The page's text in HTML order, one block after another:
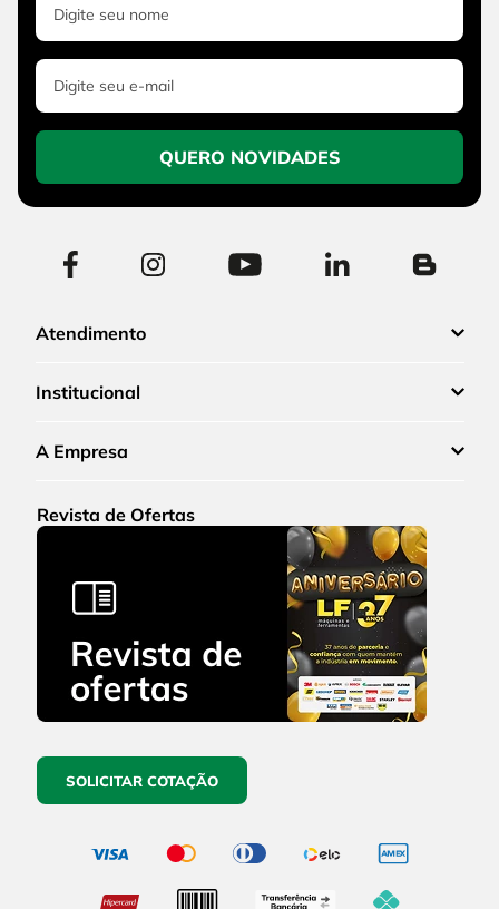
QUERO NOVIDADES
Atendimento
Institucional
A Empresa
Revista de Ofertas
SOLICITAR COTAÇÃO